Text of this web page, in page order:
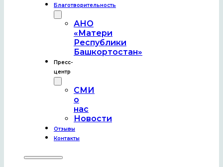
Благотворительность
АНО
«Матери
Республики
Башкортостан»
Пресс-
центр
СМИ
о
нас
Новости
Отзывы
Контакты